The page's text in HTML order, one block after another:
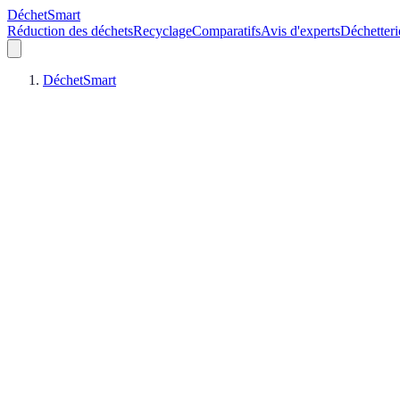
DéchetSmart
Réduction des déchetsRecyclageComparatifsAvis d'experts
DéchetSmart